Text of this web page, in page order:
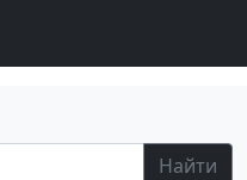
Найти